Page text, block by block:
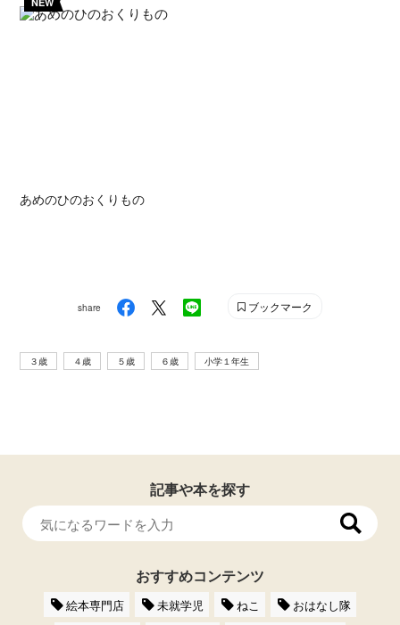
あめのひのおくりもの
share ブックマーク
３歳 ４歳 ５歳 ６歳 小学１年生
記事や本を探す
おすすめコンテンツ
絵本専門店 未就学児 ねこ
おはなし隊